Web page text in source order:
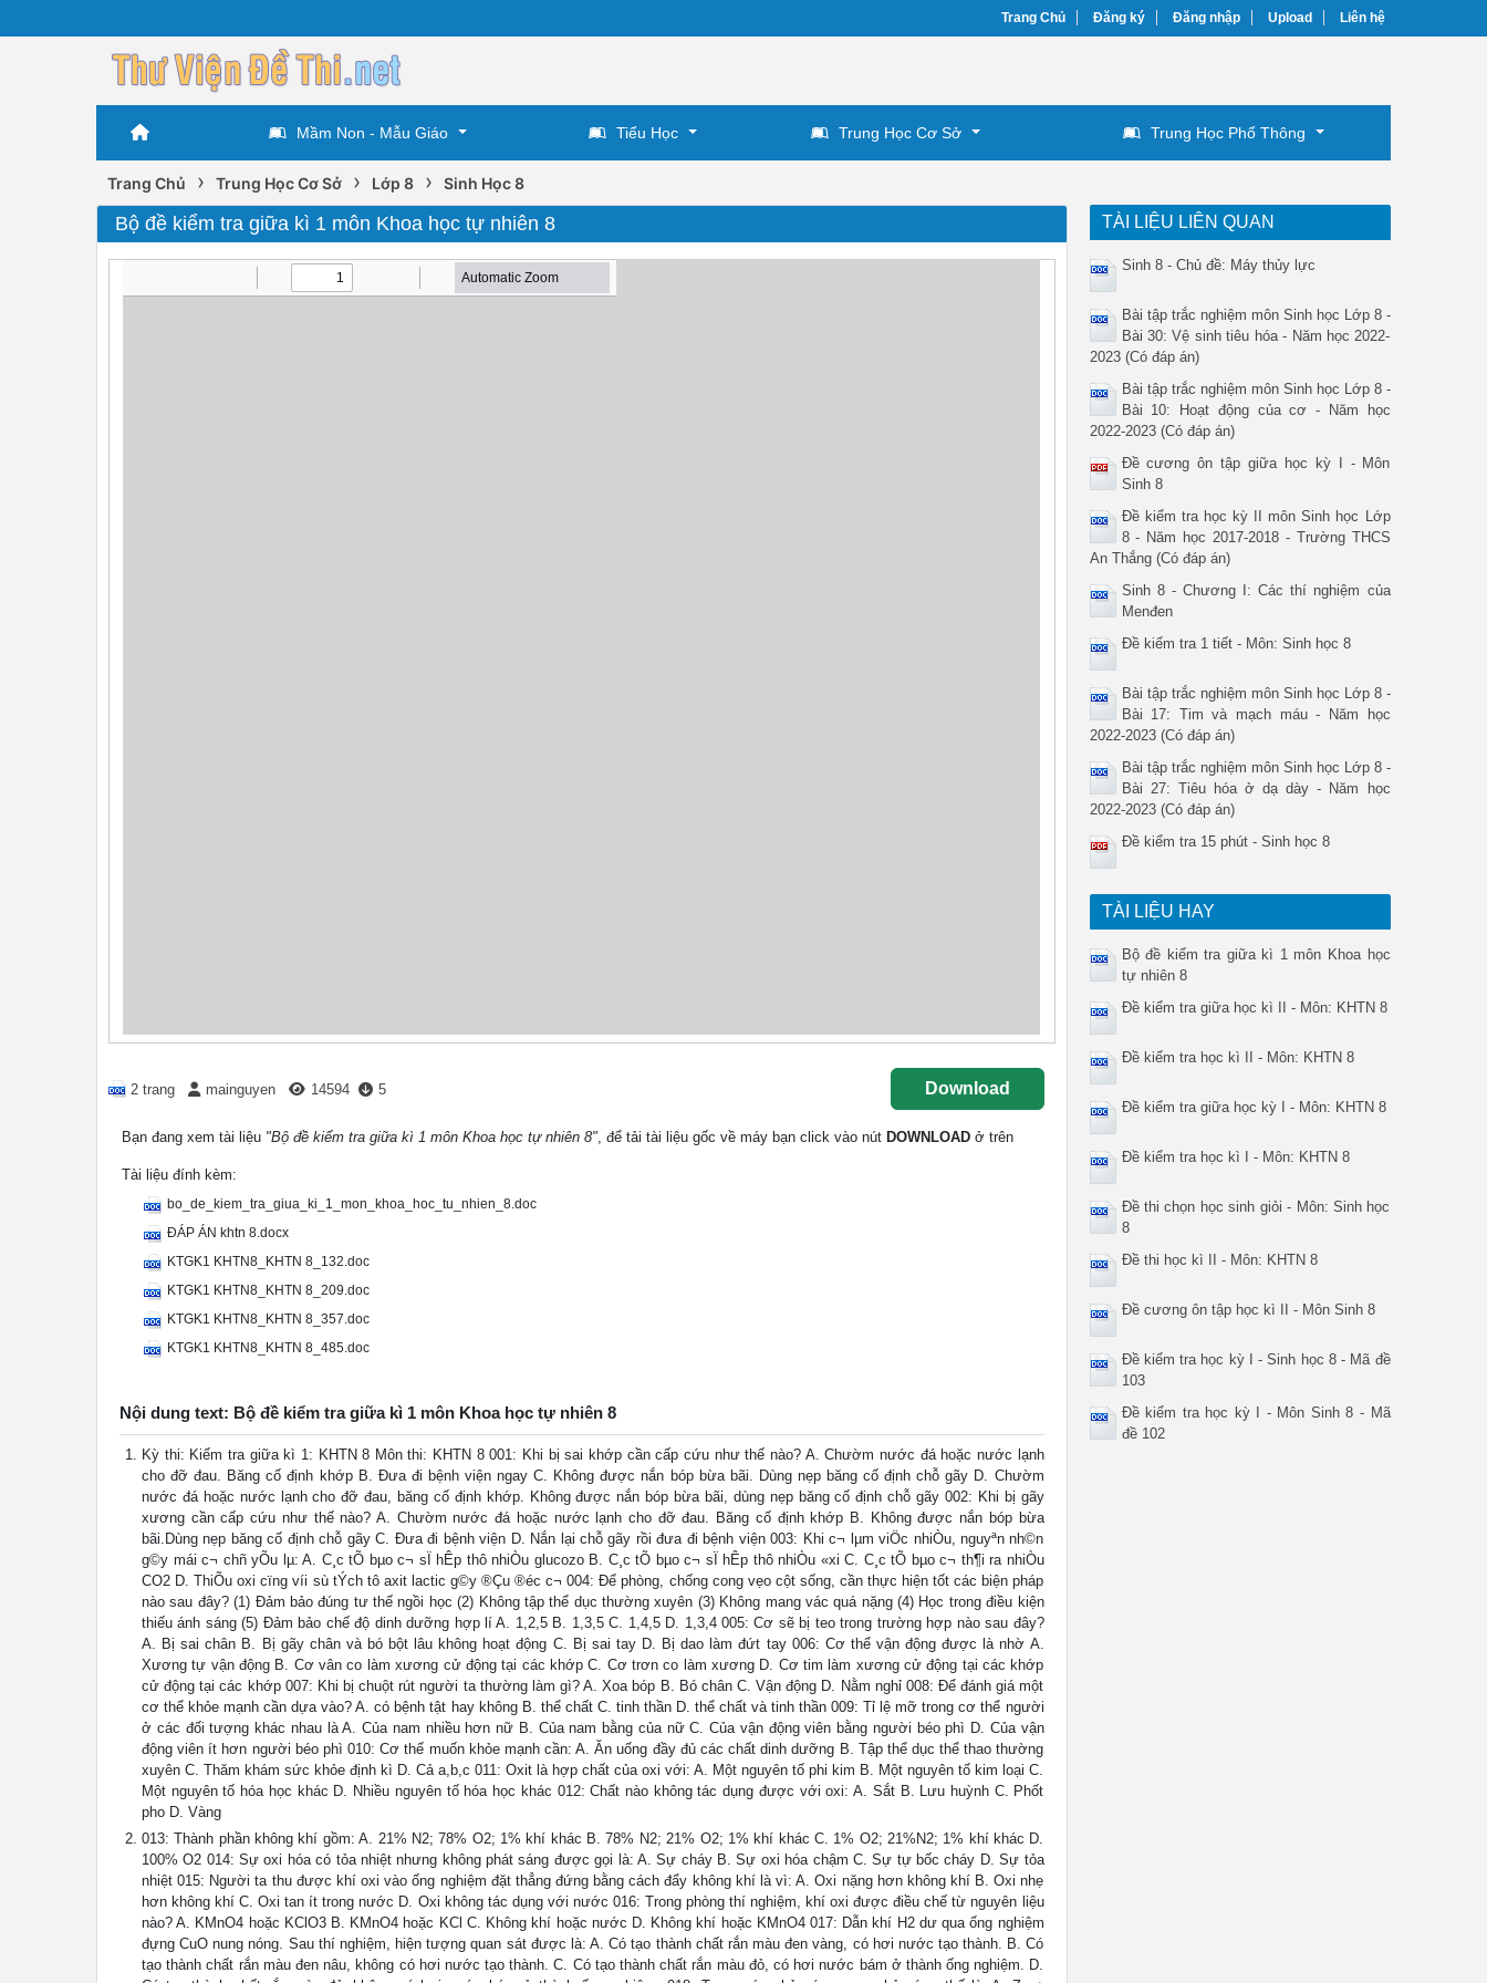
Trang Chủ Đăng ký Đăng nhập Upload Liên hệ
Mầm Non - Mẫu Giáo Tiểu Học Trung Học Cơ Sở Trung Học Phổ Thông
Trang Chủ › Trung Học Cơ Sở › Lớp 8 › Sinh Học 8
Bộ đề kiểm tra giữa kì 1 môn Khoa học tự nhiên 8
2 trang mainguyen 14594 5 Download
Bạn đang xem tài liệu "Bộ đề kiểm tra giữa kì 1 môn Khoa học tự nhiên 8", để tải tài liệu gốc về máy bạn click vào nút DOWNLOAD ở trên
Tài liệu đính kèm:
bo_de_kiem_tra_giua_ki_1_mon_khoa_hoc_tu_nhien_8.doc
ĐÁP ÁN khtn 8.docx
KTGK1 KHTN8_KHTN 8_132.doc
KTGK1 KHTN8_KHTN 8_209.doc
KTGK1 KHTN8_KHTN 8_357.doc
KTGK1 KHTN8_KHTN 8_485.doc
Nội dung text: Bộ đề kiểm tra giữa kì 1 môn Khoa học tự nhiên 8
Kỳ thi: Kiểm tra giữa kì 1: KHTN 8 Môn thi: KHTN 8 001: Khi bị sai khớp cần cấp cứu như thế nào? A. Chườm nước đá hoặc nước lạnh
cho đỡ đau. Băng cố định khớp B. Đưa đi bệnh viện ngay C. Không được nắn bóp bừa bãi. Dùng nẹp băng cố định chỗ gãy D. Chườm
nước đá hoặc nước lạnh cho đỡ đau, băng cố định khớp. Không được nắn bóp bừa bãi, dùng nẹp băng cố định chỗ gãy 002: Khi bị gãy
xương cần cấp cứu như thế nào? A. Chườm nước đá hoặc nước lạnh cho đỡ đau. Băng cố định khớp B. Không được nắn bóp bừa
bãi.Dùng nẹp băng cố định chỗ gãy C. Đưa đi bệnh viện D. Nắn lại chỗ gãy rồi đưa đi bệnh viện 003: Khi c¬ lµm viÖc nhiÒu, nguyªn nh©n
g©y mái c¬ chñ yÕu lµ: A. C¸c tÕ bµo c¬ sÏ hÊp thô nhiÒu glucozo B. C¸c tÕ bµo c¬ sÏ hÊp thô nhiÒu «xi C. C¸c tÕ bµo c¬ th¶i ra nhiÒu
CO2 D. ThiÕu oxi cïng víi sù tÝch tô axit lactic g©y ®Çu ®éc c¬ 004: Để phòng, chống cong vẹo cột sống, cần thực hiện tốt các biện pháp
nào sau đây? (1) Đảm bảo đúng tư thế ngồi học (2) Không tập thể dục thường xuyên (3) Không mang vác quá nặng (4) Học trong điều kiện
thiếu ánh sáng (5) Đảm bảo chế độ dinh dưỡng hợp lí A. 1,2,5 B. 1,3,5 C. 1,4,5 D. 1,3,4 005: Cơ sẽ bị teo trong trường hợp nào sau đây?
A. Bị sai chân B. Bị gãy chân và bó bột lâu không hoạt động C. Bị sai tay D. Bị dao làm đứt tay 006: Cơ thể vận động được là nhờ A.
Xương tự vận động B. Cơ vân co làm xương cử động tại các khớp C. Cơ trơn co làm xương D. Cơ tim làm xương cử động tại các khớp
cử động tại các khớp 007: Khi bị chuột rút người ta thường làm gì? A. Xoa bóp B. Bó chân C. Vận động D. Nằm nghỉ 008: Để đánh giá một
cơ thể khỏe mạnh cần dựa vào? A. có bệnh tật hay không B. thể chất C. tinh thần D. thể chất và tinh thần 009: Tỉ lệ mỡ trong cơ thể người
ở các đối tượng khác nhau là A. Của nam nhiều hơn nữ B. Của nam bằng của nữ C. Của vận động viên bằng người béo phì D. Của vận
động viên ít hơn người béo phì 010: Cơ thể muốn khỏe mạnh cần: A. Ăn uống đầy đủ các chất dinh dưỡng B. Tập thể dục thể thao thường
xuyên C. Thăm khám sức khỏe định kì D. Cả a,b,c 011: Oxit là hợp chất của oxi với: A. Một nguyên tố phi kim B. Một nguyên tố kim loại C.
Một nguyên tố hóa học khác D. Nhiều nguyên tố hóa học khác 012: Chất nào không tác dụng được với oxi: A. Sắt B. Lưu huỳnh C. Phốt
pho D. Vàng
013: Thành phần không khí gồm: A. 21% N2; 78% O2; 1% khí khác B. 78% N2; 21% O2; 1% khí khác C. 1% O2; 21%N2; 1% khí khác D.
100% O2 014: Sự oxi hóa có tỏa nhiệt nhưng không phát sáng được gọi là: A. Sự cháy B. Sự oxi hóa chậm C. Sự tự bốc cháy D. Sự tỏa
nhiệt 015: Người ta thu được khí oxi vào ống nghiệm đặt thẳng đứng bằng cách đẩy không khí là vì: A. Oxi nặng hơn không khí B. Oxi nhẹ
hơn không khí C. Oxi tan ít trong nước D. Oxi không tác dụng với nước 016: Trong phòng thí nghiệm, khí oxi được điều chế từ nguyên liệu
nào? A. KMnO4 hoặc KClO3 B. KMnO4 hoặc KCl C. Không khí hoặc nước D. Không khí hoặc KMnO4 017: Dẫn khí H2 dư qua ống nghiệm
đựng CuO nung nóng. Sau thí nghiệm, hiện tượng quan sát được là: A. Có tạo thành chất rắn màu đen vàng, có hơi nước tạo thành. B. Có
tạo thành chất rắn màu đen nâu, không có hơi nước tạo thành. C. Có tạo thành chất rắn màu đỏ, có hơi nước bám ở thành ống nghiệm. D.
TÀI LIỆU LIÊN QUAN
Sinh 8 - Chủ đề: Máy thủy lực
Bài tập trắc nghiệm môn Sinh học Lớp 8 -
Bài 30: Vệ sinh tiêu hóa - Năm học 2022-
2023 (Có đáp án)
Bài tập trắc nghiệm môn Sinh học Lớp 8 -
Bài 10: Hoạt động của cơ - Năm học
2022-2023 (Có đáp án)
Đề cương ôn tập giữa học kỳ I - Môn
Sinh 8
Đề kiểm tra học kỳ II môn Sinh học Lớp
8 - Năm học 2017-2018 - Trường THCS
An Thắng (Có đáp án)
Sinh 8 - Chương I: Các thí nghiệm của
Menđen
Đề kiểm tra 1 tiết - Môn: Sinh học 8
Bài tập trắc nghiệm môn Sinh học Lớp 8 -
Bài 17: Tim và mạch máu - Năm học
2022-2023 (Có đáp án)
Bài tập trắc nghiệm môn Sinh học Lớp 8 -
Bài 27: Tiêu hóa ở dạ dày - Năm học
2022-2023 (Có đáp án)
Đề kiểm tra 15 phút - Sinh học 8
TÀI LIỆU HAY
Bộ đề kiểm tra giữa kì 1 môn Khoa học
tự nhiên 8
Đề kiểm tra giữa học kì II - Môn: KHTN 8
Đề kiểm tra học kì II - Môn: KHTN 8
Đề kiểm tra giữa học kỳ I - Môn: KHTN 8
Đề kiểm tra học kì I - Môn: KHTN 8
Đề thi chọn học sinh giỏi - Môn: Sinh học
8
Đề thi học kì II - Môn: KHTN 8
Đề cương ôn tập học kì II - Môn Sinh 8
Đề kiểm tra học kỳ I - Sinh học 8 - Mã đề
103
Đề kiểm tra học kỳ I - Môn Sinh 8 - Mã
đề 102